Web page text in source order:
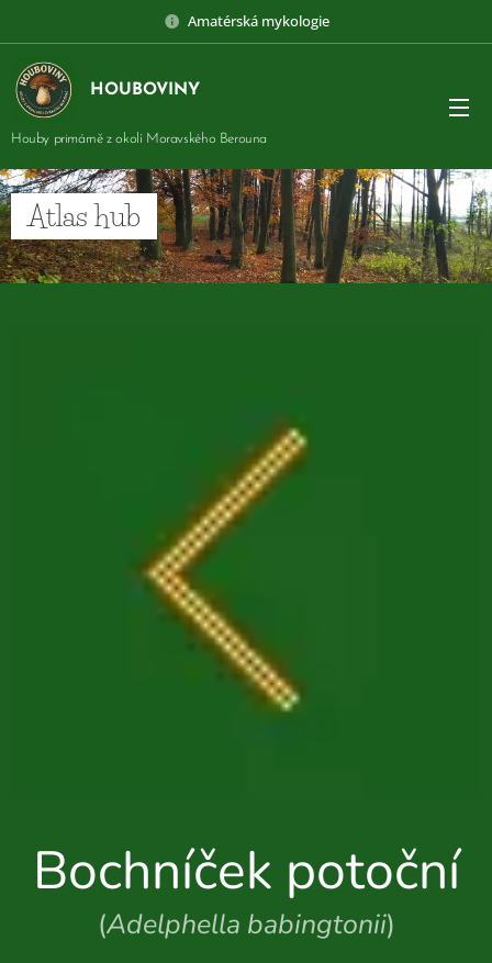
Amatérská mykologie
HOUBOVINY
Houby primárně z okolí Moravského Berouna
Atlas hub
Bochníček potoční
(Adelphella babingtonii)